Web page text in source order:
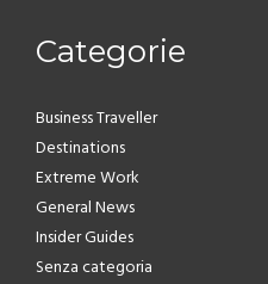
Categorie
Business Traveller
Destinations
Extreme Work
General News
Insider Guides
Senza categoria